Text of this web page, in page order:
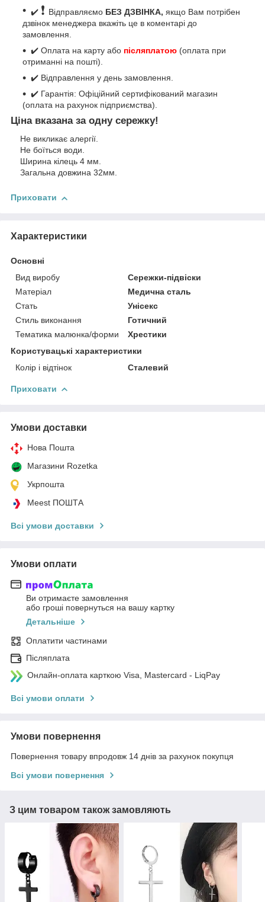
✔️ ❗ Відправляємо БЕЗ ДЗВІНКА, якщо Вам потрібен
дзвінок менеджера вкажіть це в коментарі до
замовлення.
✔️ Оплата на карту або післяплатою (оплата при
отриманні на пошті).
✔️ Відправлення у день замовлення.
✔️ Гарантія: Офіційний сертифікований магазин
(оплата на рахунок підприємства).
Ціна вказана за одну сережку!
Не викликає алергії.
Не боїться води.
Ширина кілець 4 мм.
Загальна довжина 32мм.
Приховати
Характеристики
Основні
Вид виробу
Сережки-підвіски
Матеріал
Медична сталь
Стать
Унісекс
Стиль виконання
Готичний
Тематика малюнка/форми
Хрестики
Користувацькі характеристики
Колір і відтінок
Сталевий
Приховати
Умови доставки
Нова Пошта
Магазини Rozetka
Укрпошта
Meest ПОШТА
Всі умови доставки
Умови оплати
Ви отримаєте замовлення
або гроші повернуться на вашу картку
Детальніше
Оплатити частинами
Післяплата
Онлайн-оплата карткою Visa, Mastercard - LiqPay
Всі умови оплати
Умови повернення
Повернення товару впродовж 14 днів за рахунок покупця
Всі умови повернення
З цим товаром також замовляють